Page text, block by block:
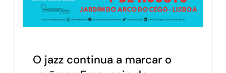
O jazz continua a marcar o